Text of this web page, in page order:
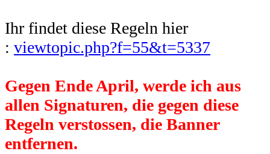
Ihr findet diese Regeln hier
: viewtopic.php?f=55&t=5337
Gegen Ende April, werde ich aus
allen Signaturen, die gegen diese
Regeln verstossen, die Banner
entfernen.